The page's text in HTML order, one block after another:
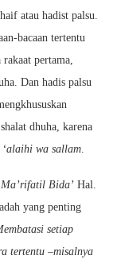
atau hadist palsu.
bacaan tertentu
rakaat pertama,
Dan hadis palsu
dhuha, karena
wa sallam.
Bida’ Hal.
yang penting
setiap
tertentu –misalnya